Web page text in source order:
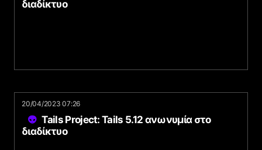
διαδίκτυο
20/04/2023 07:26
Tails Project: Tails 5.12 ανωνυμία στο
διαδίκτυο